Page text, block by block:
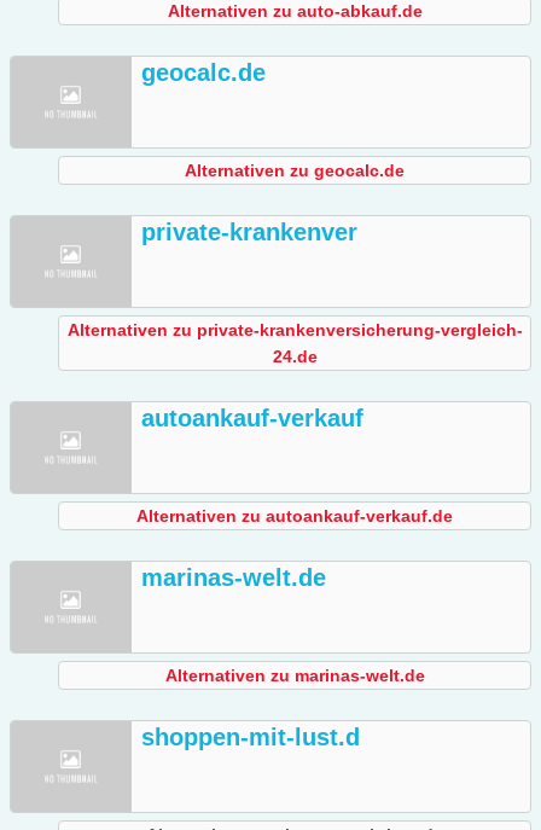
Alternativen zu auto-abkauf.de
geocalc.de
Alternativen zu geocalc.de
private-krankenver
Alternativen zu private-krankenversicherung-vergleich-
24.de
autoankauf-verkauf
Alternativen zu autoankauf-verkauf.de
marinas-welt.de
Alternativen zu marinas-welt.de
shoppen-mit-lust.d